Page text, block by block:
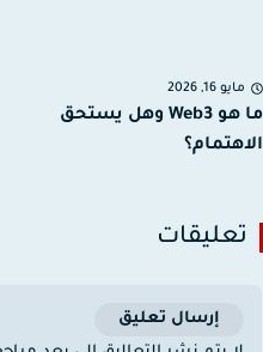
16, 2026
ما هو Web3 وهل يستحق
إرسال تعليق